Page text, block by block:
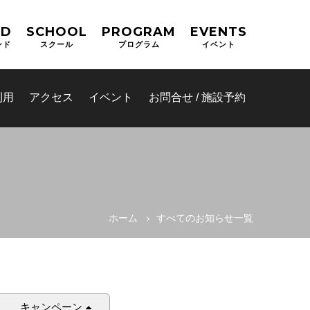
ド
SCHOOL
スクール
PROGRAM
プログラム
EVENTS
イベント
アクセス イベント お問合せ / 施設予約
ム(OPAS)
ホーム すべてのお知らせ一覧
キャンペーン